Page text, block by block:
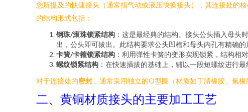
您所提及的快速接头（通常指气动或液压快换接头），其连接处的
的结构形式包括：
钢珠/滚珠锁紧结构 ：这是最经典的结构。接头公头插入母
出，公头即可拔出。此结构要求公头凹槽和母头内孔有精确的
卡簧/卡箍锁紧结构 ：利用弹性卡簧的变形实现锁紧，结构相
螺纹锁紧结构 ：在快速插拔的基础上，辅以一段短螺纹进行
对于连接处的密封 ，通常采用独立的O型圈（材质如丁腈橡胶、氟
二、黄铜材质接头的主要加工工艺